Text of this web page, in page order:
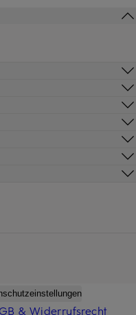
& Widerrufsrecht